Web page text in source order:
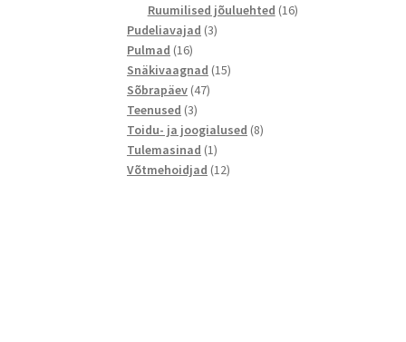
toodet
Ruumilised jõuluehted 1616
Pudeliavajad 33
Pulmad 1616
toodet
Snäkivaagnad 1515
Sõbrapäev 4747
Teenused 33
toodet
Toidu- ja joogialused 88
Tulemasinad 11
toode
Võtmehoidjad 1212